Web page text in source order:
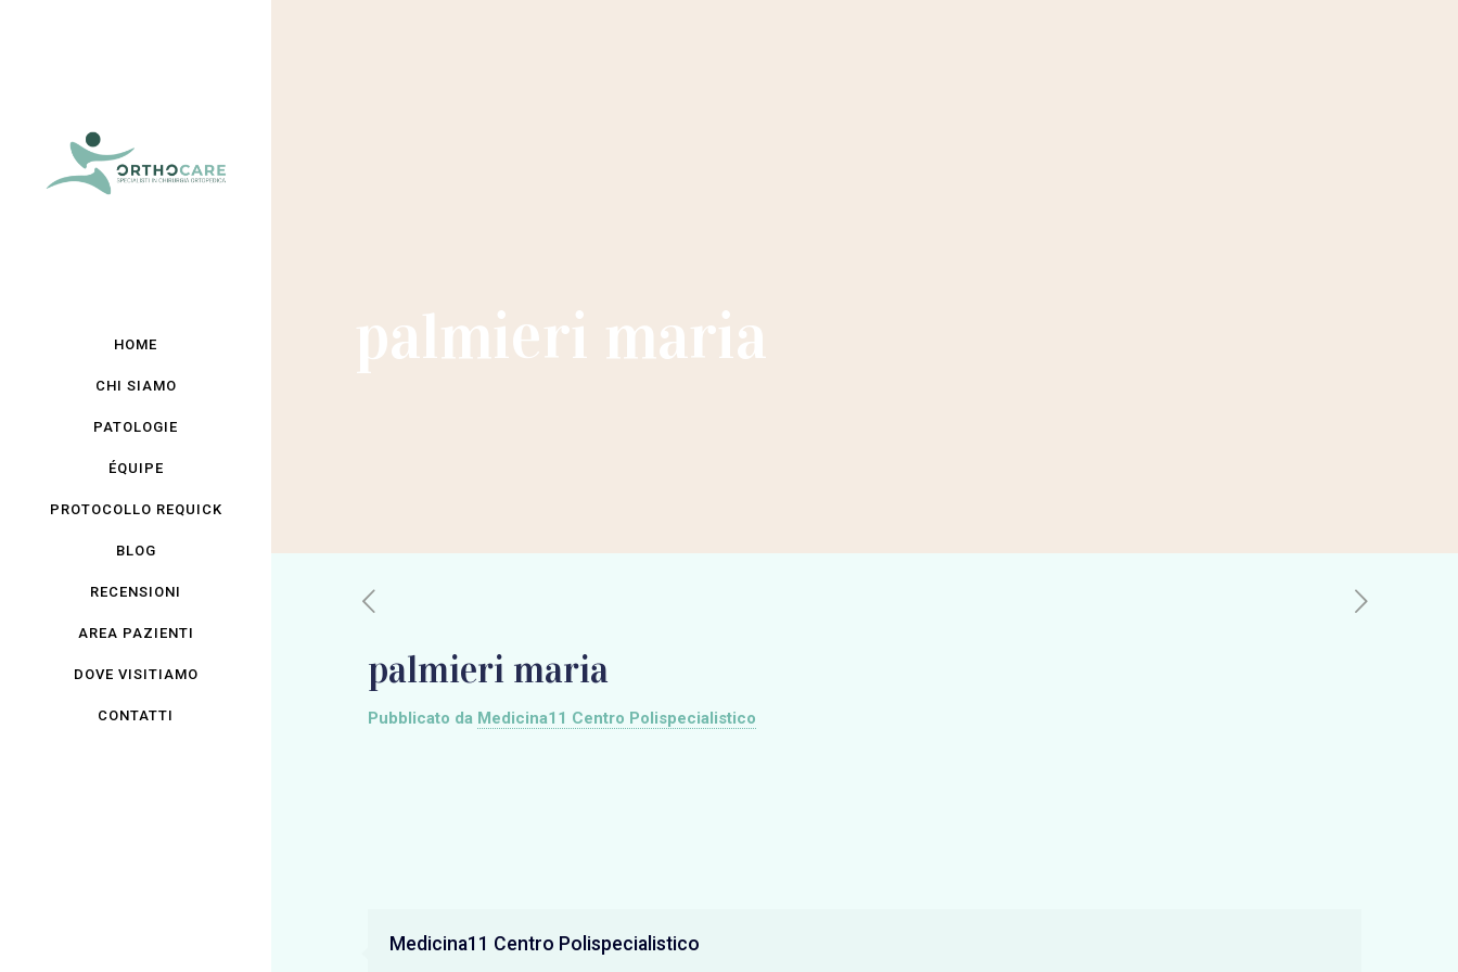
HOME
CHI SIAMO
PATOLOGIE
ÉQUIPE
PROTOCOLLO REQUICK
BLOG
RECENSIONI
AREA PAZIENTI
DOVE VISITIAMO
CONTATTI
palmieri maria
palmieri maria
Pubblicato da Medicina11 Centro Polispecialistico
Medicina11 Centro Polispecialistico